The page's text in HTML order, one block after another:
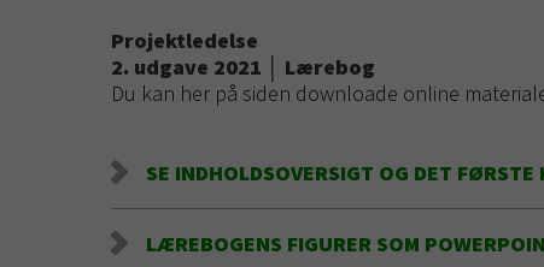
Projektledelse
2. udgave 2021
Lærebog
Du kan her på siden downloade online
SE INDHOLDSOVERSIGT OG DET
LÆREBOGENS FIGURER SOM